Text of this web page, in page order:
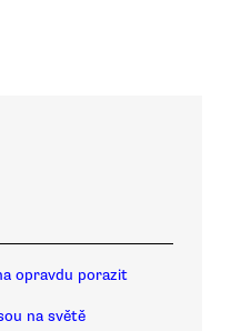
opravdu porazit
na světě